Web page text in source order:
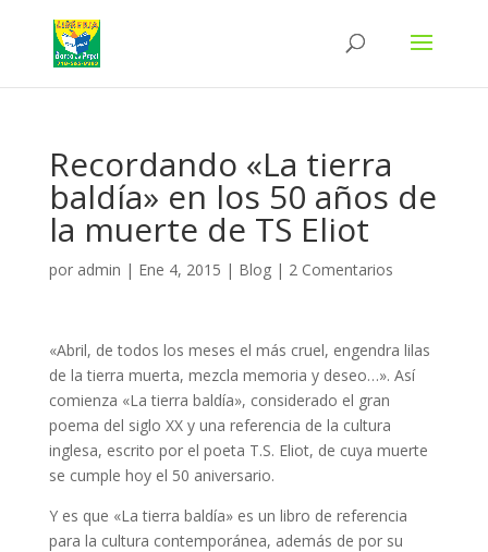
Recordando «La tierra
baldía» en los 50 años de
la muerte de TS Eliot
por admin | Ene 4, 2015 | Blog| 2 Comentarios
«Abril, de todos los meses el más cruel, engendra lilas
de la tierra muerta, mezcla memoria y deseo…». Así
comienza «La tierra baldía», considerado el gran
poema del siglo XX y una referencia de la cultura
inglesa, escrito por el poeta T.S. Eliot, de cuya muerte
se cumple hoy el 50 aniversario.
Y es que «La tierra baldía» es un libro de referencia
para la cultura contemporánea, además de por su